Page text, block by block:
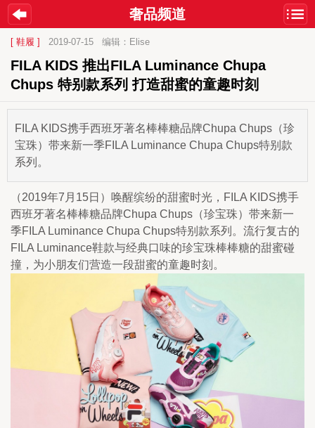
奢品频道
[ 鞋履 ] 2019-07-15 编辑：Elise
FILA KIDS 推出FILA Luminance Chupa
Chups 特别款系列 打造甜蜜的童趣时刻
FILA KIDS携手西班牙著名棒棒糖品牌Chupa Chups（珍
宝珠）带来新一季FILA Luminance Chupa Chups特别款
系列。
（2019年7月15日）唤醒缤纷的甜蜜时光，FILA KIDS携手
西班牙著名棒棒糖品牌Chupa Chups（珍宝珠）带来新一
季FILA Luminance Chupa Chups特别款系列。流行复古的
FILA Luminance鞋款与经典口味的珍宝珠棒棒糖的甜蜜碰
撞，为小朋友们营造一段甜蜜的童趣时刻。